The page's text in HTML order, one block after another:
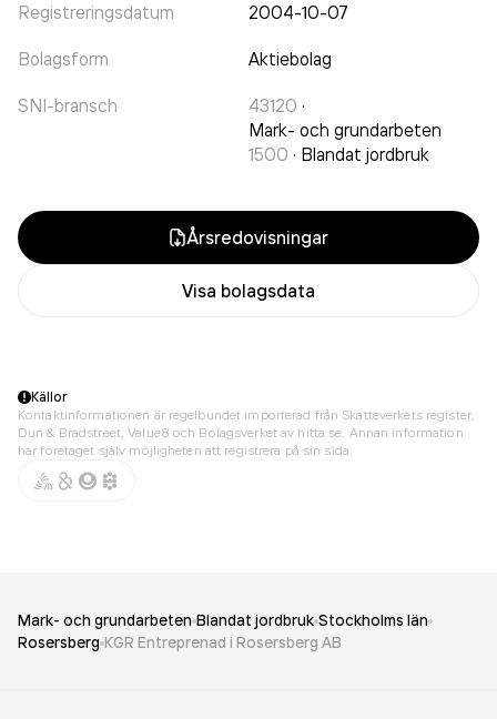
Registreringsdatum 2004-10-07
Bolagsform Aktiebolag
SNI-bransch 43120 ·
Mark- och grundarbeten
1500 · Blandat jordbruk
Årsredovisningar
Visa bolagsdata
Källor
Kontaktinformationen är regelbundet importerad från Skatteverkets register,
Dun & Bradstreet, Value8 och Bolagsverket av hitta.se. Annan information
har företaget själv möjligheten att registrera på sin sida.
Mark- och grundarbeten Blandat jordbruk Stockholms län
Rosersberg KGR Entreprenad i Rosersberg AB